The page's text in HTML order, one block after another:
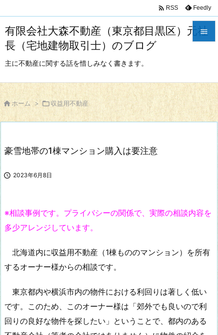
有限会社大森不動産（東京都目黒区）元社
長（宅地建物取引士）のブログ
主に不動産に関する話を惜しみなく書きます。

サイド

前へ
 RSS Feedly
 ホーム > 収益用不動産
豪雪地帯の1棟マンション購入は要注意
 2023年6月8日
※相談事例です。プライバシーの関係で、実際の相談内容を
多少アレンジしています。
北海道内に収益用不動産（1棟もののマンション）を所有
するオーナー様からの相談です。
東京都内や横浜市内の物件における利回りは著しく低い
です。このため、このオーナー様は「郊外でも良いので利
回りの良好な物件を探したい」ということで、都内のある